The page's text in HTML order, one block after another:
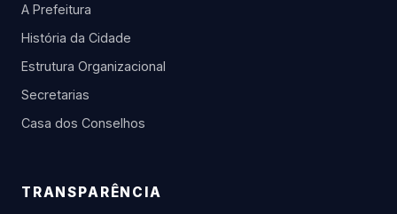
A Prefeitura
História da Cidade
Estrutura Organizacional
Secretarias
Casa dos Conselhos
TRANSPARÊNCIA